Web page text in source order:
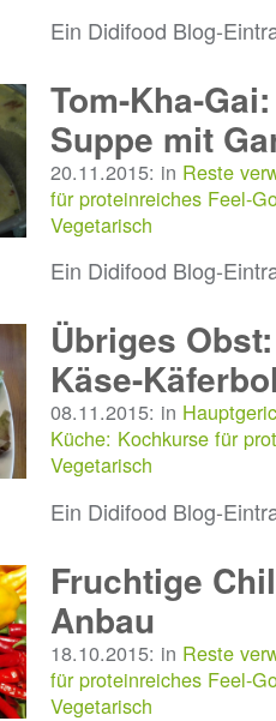
Ein Didifood Blog-
Tom-Kha-
Suppe mit
20.11.2015: in Reste
für proteinreiches Feel-
Vegetarisch
Ein Didifood Blog-
Übriges
Käse-
08.11.2015: in
Küche: Kochkurse für
Vegetarisch
Ein Didifood Blog-
Fruchtige
Anbau
18.10.2015: in Reste
für proteinreiches Feel-
Vegetarisch